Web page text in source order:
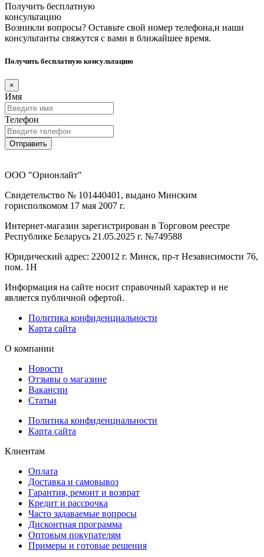
Получить бесплатную
консультацию
Возникли вопросы? Оставьте свой номер телефона,и наши
консультанты свяжутся с вами в ближайшее время.
Получить бесплатную консультацию
×
Имя
Телефон
Отправить
ООО "Орионлайт"
Свидетельство № 101440401, выдано Минским
горисполкомом 17 мая 2007 г.
Интернет-магазин зарегистрирован в Торговом реестре
Республике Беларусь 21.05.2025 г. №749588
Юридический адрес: 220012 г. Минск, пр-т Независимости 76,
пом. 1Н
Информация на сайте носит справочный характер и не
является публичной офертой.
Политика конфиденциальности
Карта сайта
О компании
Новости
Отзывы о магазине
Вакансии
Статьи
Политика конфиденциальности
Карта сайта
Клиентам
Оплата
Доставка и самовывоз
Гарантия, ремонт и возврат
Кредит и рассрочка
Часто задаваемые вопросы
Дисконтная программа
Оптовым покупателям
Примеры и готовые решения